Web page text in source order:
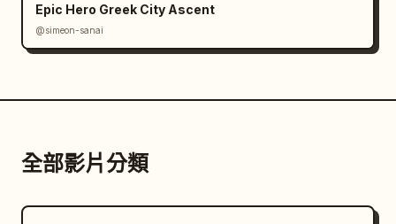
Epic Hero Greek City Ascent
@simeon-sanai
全部影片分類